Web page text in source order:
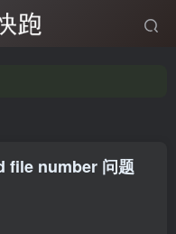
file number 问题